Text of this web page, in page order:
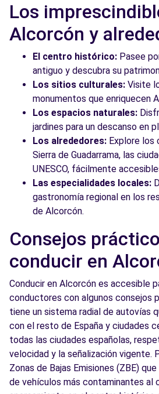
Los
Alcorcón y
El centro histórico: Pasee
antiguo y descubra su
Los sitios culturales: Visite
monumentos que enriquecen
Los espacios naturales:
jardines para un descanso en
Los alrededores: Explore los
Sierra de Guadarrama, las
UNESCO, fácilmente
Las especialidades locales:
gastronomía regional en los
de Alcorcón.
Consejos
conducir en
Conducir en Alcorcón es accesible
conductores con algunos consejos
tiene un sistema radial de autovías
con el resto de España y ciudades
todas las ciudades españolas,
velocidad y la señalización vigente.
Zonas de Bajas Emisiones (ZBE)
de vehículos más contaminantes al